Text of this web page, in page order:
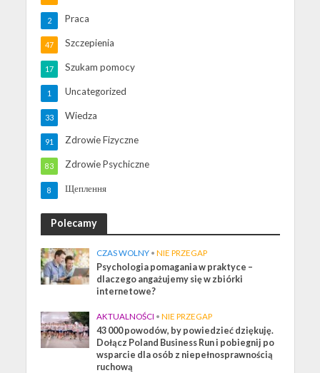
Praca
2
Szczepienia
47
Szukam pomocy
17
Uncategorized
1
Wiedza
33
Zdrowie Fizyczne
91
Zdrowie Psychiczne
83
Щеплення
8
Polecamy
CZAS WOLNY • NIE PRZEGAP
Psychologia pomagania w praktyce –
dlaczego angażujemy się w zbiórki
internetowe?
AKTUALNOŚCI • NIE PRZEGAP
43 000 powodów, by powiedzieć dziękuję.
Dołącz Poland Business Run i pobiegnij po
wsparcie dla osób z niepełnosprawnością
ruchową